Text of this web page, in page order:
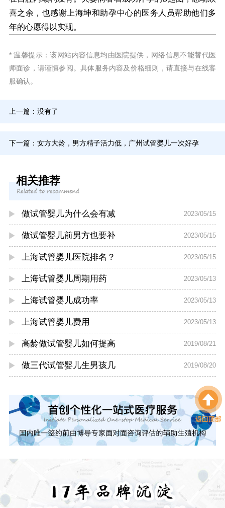
喜之余，也感谢上海坤和助孕中心的医务人员帮助他们多
年的心愿得以实现。
* 温馨提示：该网站内容信息均由医院提供，网络信息不能替代医
师面诊，请谨慎参阅。具体服务内容及价格细则，请直接与在线客
服确认。
上一篇：没有了
下一篇： 女方大龄，男方精子活力低，广州试管婴儿一次好孕
相关推荐
做试管婴儿为什么会有减 2023/05/15
做试管婴儿前男方也要补 2023/05/15
上海试管婴儿医院排名？ 2023/05/15
上海试管婴儿周期用药 2023/05/13
上海试管婴儿成功率 2023/05/13
上海试管婴儿费用 2023/05/13
高龄做试管婴儿如何提高 2019/08/21
做三代试管婴儿生男孩几 2019/08/20